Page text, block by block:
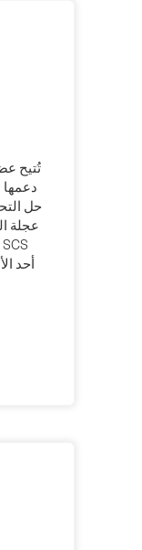
تُتيح
دعمها
حل
عجلة